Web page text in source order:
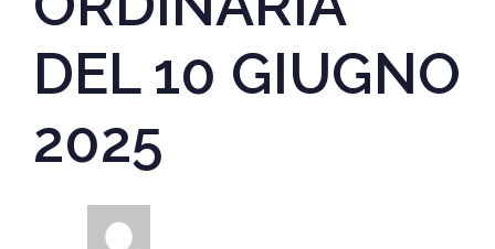
DEL 10 GIUGNO
2025